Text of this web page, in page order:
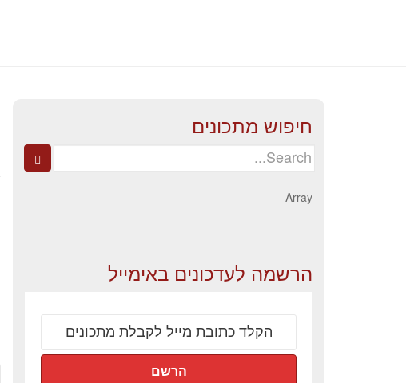
חיפוש מתכונים
Search
Array
הרשמה לעדכונים באימייל